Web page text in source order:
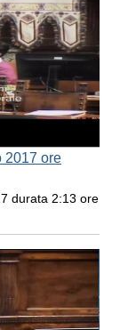
2017 ore
durata 2:13 ore